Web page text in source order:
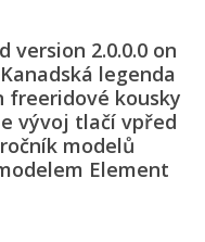
version 2.0.0.0 on
legenda
freeridové kousky
vývoj tlačí vpřed
modelů
Element